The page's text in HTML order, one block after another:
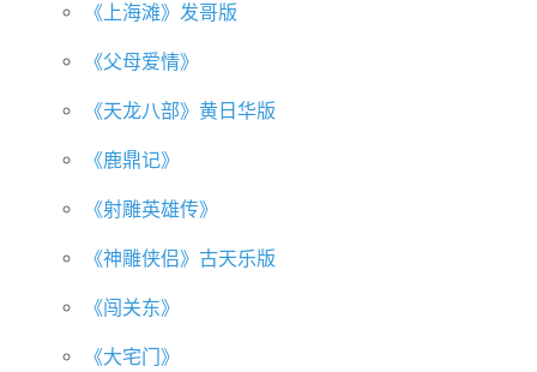
《上海滩》发哥版
《父母爱情》
《天龙八部》黄日华版
《鹿鼎记》
《射雕英雄传》
《神雕侠侣》古天乐版
《闯关东》
《大宅门》